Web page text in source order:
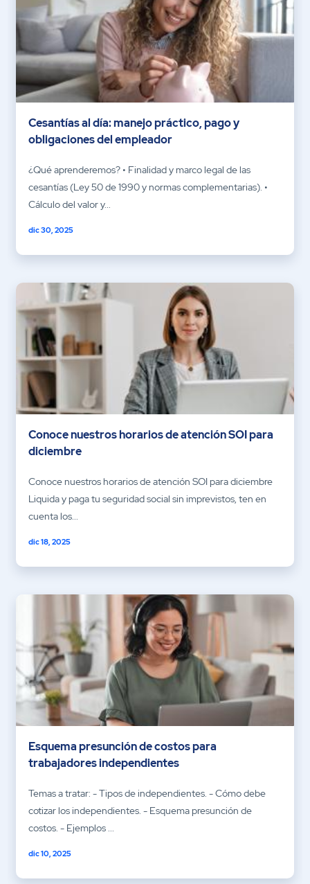
Cesantías al día: manejo práctico, pago y
obligaciones del empleador
¿Qué aprenderemos? • Finalidad y marco legal de las
cesantías (Ley 50 de 1990 y normas complementarias). •
Cálculo del valor y...
dic 30, 2025
Conoce nuestros horarios de atención SOI para
diciembre
Conoce nuestros horarios de atención SOI para diciembre
Liquida y paga tu seguridad social sin imprevistos, ten en
cuenta los...
dic 18, 2025
Esquema presunción de costos para
trabajadores independientes
Temas a tratar: - Tipos de independientes. - Cómo debe
cotizar los independientes. - Esquema presunción de
costos. - Ejemplos ...
dic 10, 2025